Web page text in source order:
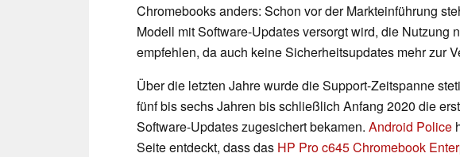
Chromebooks anders: Schon vor der Markteinführung
Modell mit Software-Updates versorgt wird, die Nutzung
empfehlen, da auch keine Sicherheitsupdates mehr zur
Über die letzten Jahre wurde die Support-Zeitspanne
fünf bis sechs Jahren bis schließlich Anfang 2020 die
Software-Updates zugesichert bekamen. Android Police
Seite entdeckt, dass das HP Pro c645 Chromebook